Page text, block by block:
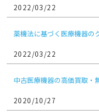
2022/03/22
薬機法に基づく医療機器の
2022/03/22
中古医療機器の高価買取・
2020/10/27